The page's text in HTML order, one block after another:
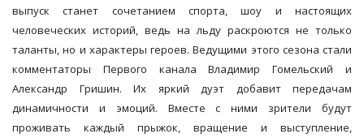
выпуск станет сочетанием спорта, шоу и настоящих
человеческих историй, ведь на льду раскроются не только
таланты, но и характеры героев. Ведущими этого сезона стали
комментаторы Первого канала Владимир Гомельский и
Александр Гришин. Их яркий дуэт добавит передачам
динамичности и эмоций. Вместе с ними зрители будут
проживать каждый прыжок, вращение и выступление,